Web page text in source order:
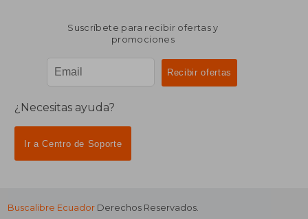
Suscríbete para recibir ofertas y
promociones
¿Necesitas ayuda?
Ir a Centro de Soporte
Buscalibre Ecuador Derechos Reservados.